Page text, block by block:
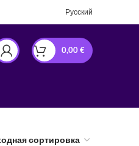
Русский
0,00€